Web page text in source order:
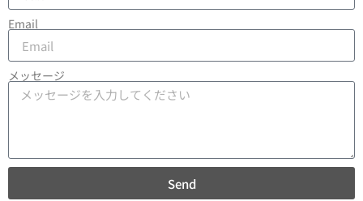
Email
メッセージ
Send